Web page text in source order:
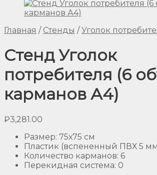
Главная / Стенды / Уголок
Стенд Уголок
потребителя (6
карманов А4)
₽3,281.00
Размер: 75х75 см
Пластик (вспененный ПВХ 5
Количество карманов: 6
Перекидная система: 0